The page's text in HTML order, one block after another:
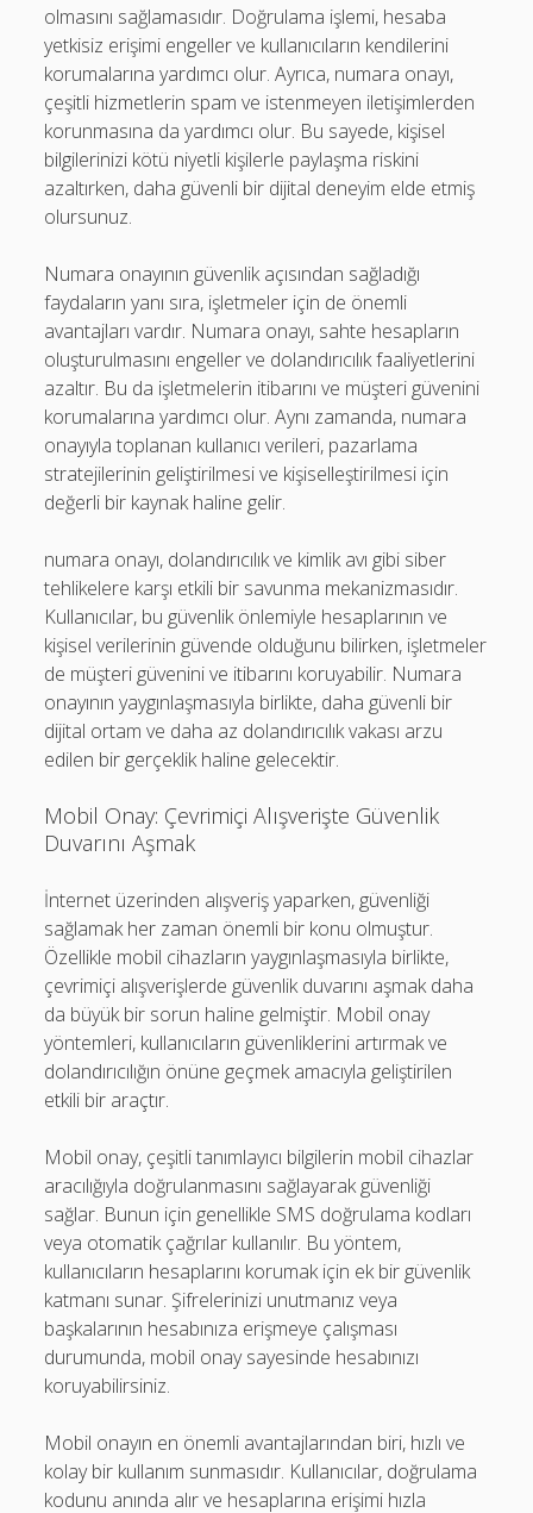
olmasını sağlamasıdır. Doğrulama işlemi, hesaba
yetkisiz erişimi engeller ve kullanıcıların kendilerini
korumalarına yardımcı olur. Ayrıca, numara onayı,
çeşitli hizmetlerin spam ve istenmeyen iletişimlerden
korunmasına da yardımcı olur. Bu sayede, kişisel
bilgilerinizi kötü niyetli kişilerle paylaşma riskini
azaltırken, daha güvenli bir dijital deneyim elde etmiş
olursunuz.
Numara onayının güvenlik açısından sağladığı
faydaların yanı sıra, işletmeler için de önemli
avantajları vardır. Numara onayı, sahte hesapların
oluşturulmasını engeller ve dolandırıcılık faaliyetlerini
azaltır. Bu da işletmelerin itibarını ve müşteri güvenini
korumalarına yardımcı olur. Aynı zamanda, numara
onayıyla toplanan kullanıcı verileri, pazarlama
stratejilerinin geliştirilmesi ve kişiselleştirilmesi için
değerli bir kaynak haline gelir.
numara onayı, dolandırıcılık ve kimlik avı gibi siber
tehlikelere karşı etkili bir savunma mekanizmasıdır.
Kullanıcılar, bu güvenlik önlemiyle hesaplarının ve
kişisel verilerinin güvende olduğunu bilirken, işletmeler
de müşteri güvenini ve itibarını koruyabilir. Numara
onayının yaygınlaşmasıyla birlikte, daha güvenli bir
dijital ortam ve daha az dolandırıcılık vakası arzu
edilen bir gerçeklik haline gelecektir.
Mobil Onay: Çevrimiçi Alışverişte Güvenlik
Duvarını Aşmak
İnternet üzerinden alışveriş yaparken, güvenliği
sağlamak her zaman önemli bir konu olmuştur.
Özellikle mobil cihazların yaygınlaşmasıyla birlikte,
çevrimiçi alışverişlerde güvenlik duvarını aşmak daha
da büyük bir sorun haline gelmiştir. Mobil onay
yöntemleri, kullanıcıların güvenliklerini artırmak ve
dolandırıcılığın önüne geçmek amacıyla geliştirilen
etkili bir araçtır.
Mobil onay, çeşitli tanımlayıcı bilgilerin mobil cihazlar
aracılığıyla doğrulanmasını sağlayarak güvenliği
sağlar. Bunun için genellikle SMS doğrulama kodları
veya otomatik çağrılar kullanılır. Bu yöntem,
kullanıcıların hesaplarını korumak için ek bir güvenlik
katmanı sunar. Şifrelerinizi unutmanız veya
başkalarının hesabınıza erişmeye çalışması
durumunda, mobil onay sayesinde hesabınızı
koruyabilirsiniz.
Mobil onayın en önemli avantajlarından biri, hızlı ve
kolay bir kullanım sunmasıdır. Kullanıcılar, doğrulama
kodunu anında alır ve hesaplarına erişimi hızla